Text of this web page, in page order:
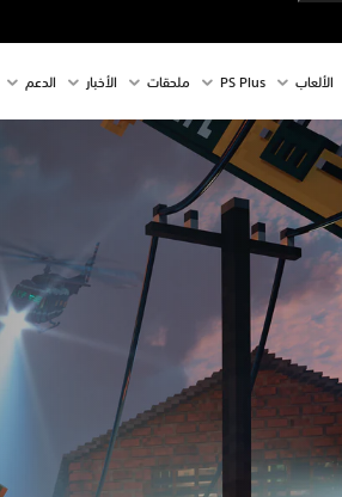
الألعاب PS Plus ملحقات الأخبار الدعم